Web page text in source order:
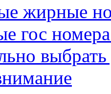
жирные
гос